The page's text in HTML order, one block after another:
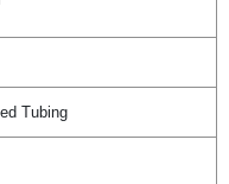
Tubing